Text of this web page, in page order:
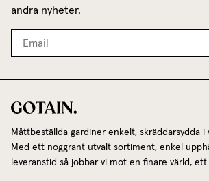
andra nyheter.
Måttbeställda gardiner enkelt, skräddarsydda i
Med ett noggrant utvalt sortiment, enkel
leveranstid så jobbar vi mot en finare värld,